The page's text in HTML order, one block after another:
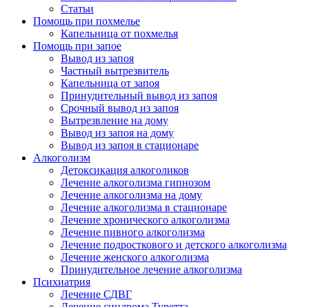
Статьи
Помощь при похмелье
Капельница от похмелья
Помощь при запое
Вывод из запоя
Частный вытрезвитель
Капельница от запоя
Принудительный вывод из запоя
Срочный вывод из запоя
Вытрезвление на дому
Вывод из запоя на дому
Вывод из запоя в стационаре
Алкоголизм
Детоксикация алкоголиков
Лечение алкоголизма гипнозом
Лечение алкоголизма на дому
Лечение алкоголизма в стационаре
Лечение хронического алкоголизма
Лечение пивного алкоголизма
Лечение подросткового и детского алкоголизма
Лечение женского алкоголизма
Принудительное лечение алкоголизма
Психиатрия
Лечение СДВГ